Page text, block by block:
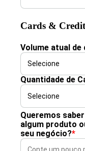
Cards & Credit
Volume atual
Quantidade de
Queremos
algum produto
seu negócio?*